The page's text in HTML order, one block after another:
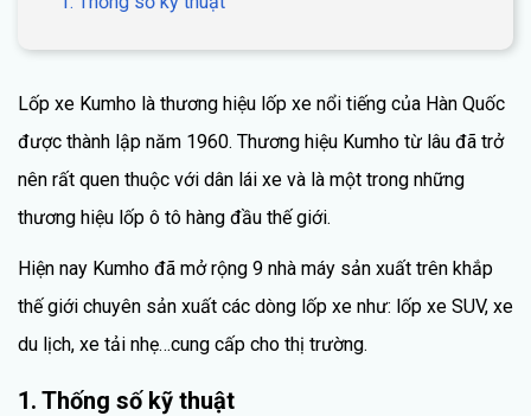
Lốp xe Kumho là thương hiệu lốp xe nổi tiếng của Hàn Quốc
được thành lập năm 1960. Thương hiệu Kumho từ lâu đã trở
nên rất quen thuộc với dân lái xe và là một trong những
thương hiệu lốp ô tô hàng đầu thế giới.
Hiện nay Kumho đã mở rộng 9 nhà máy sản xuất trên khắp
thế giới chuyên sản xuất các dòng lốp xe như: lốp xe SUV, xe
du lịch, xe tải nhẹ…cung cấp cho thị trường.
1. Thống số kỹ thuật